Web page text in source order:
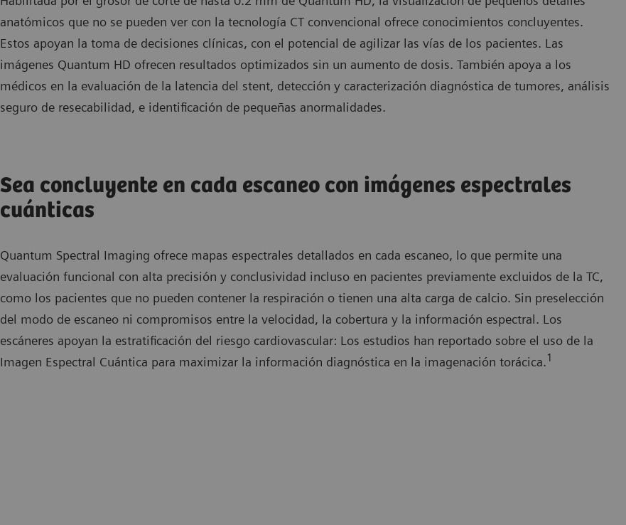
anatómicos que no se pueden ver con la tecnología CT convencional ofrece conocimientos concluyentes.
Estos apoyan la toma de decisiones clínicas, con el potencial de agilizar las vías de los pacientes. Las
imágenes Quantum HD ofrecen resultados optimizados sin un aumento de dosis. También apoya a los
médicos en la evaluación de la latencia del stent, detección y caracterización diagnóstica de tumores, análisis
seguro de resecabilidad, e identificación de pequeñas anormalidades.
Sea concluyente en cada escaneo con imágenes espectrales
cuánticas
Quantum Spectral Imaging ofrece mapas espectrales detallados en cada escaneo, lo que permite una
evaluación funcional con alta precisión y conclusividad incluso en pacientes previamente excluidos de la TC,
como los pacientes que no pueden contener la respiración o tienen una alta carga de calcio. Sin preselección
del modo de escaneo ni compromisos entre la velocidad, la cobertura y la información espectral. Los
escáneres apoyan la estratificación del riesgo cardiovascular: Los estudios han reportado sobre el uso de la
Imagen Espectral Cuántica para maximizar la información diagnóstica en la imagenación torácica.1